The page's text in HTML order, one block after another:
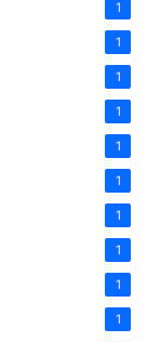
1
1
1
1
1
1
1
1
1
1